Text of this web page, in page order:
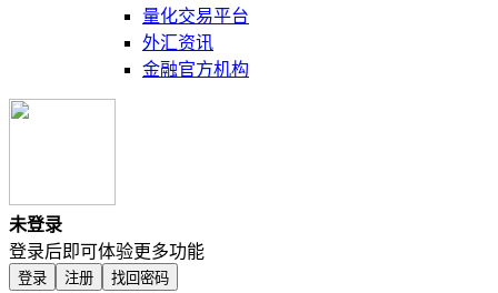
量化交易平台
外汇资讯
金融官方机构
未登录
登录后即可体验更多功能
登录 注册 找回密码